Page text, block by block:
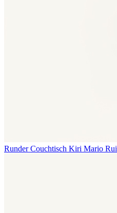
Runder Couchtisch Kiri Mario